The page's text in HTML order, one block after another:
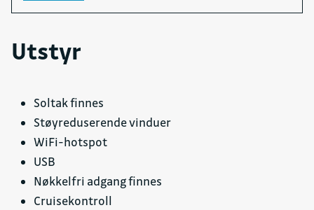
Utstyr
Soltak finnes
Støyreduserende vinduer
WiFi-hotspot
USB
Nøkkelfri adgang finnes
Cruisekontroll